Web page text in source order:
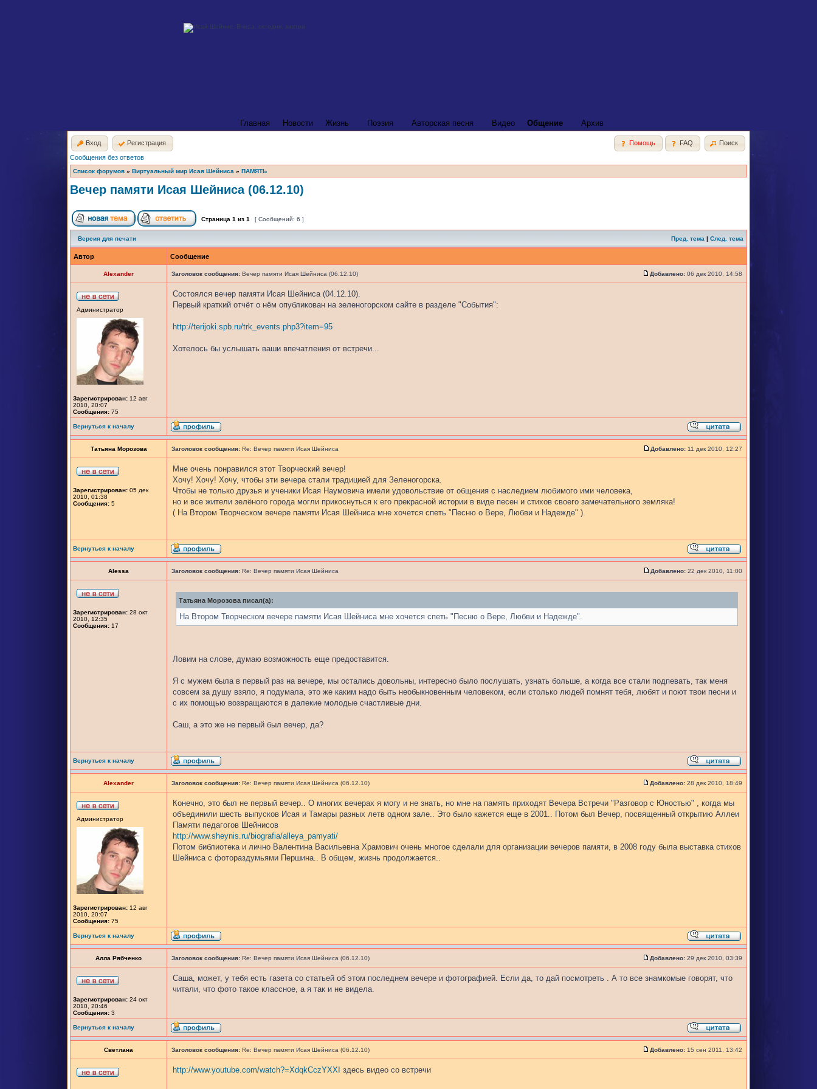
Главная Новости Жизнь Поэзия Авторская песня Видео Общение Архив
Вход Регистрация Помощь FAQ
Поиск
Сообщения без ответов
Список форумов » Виртуальный мир Исая Шейниса » ПАМЯТЬ
Вечер памяти Исая Шейниса (06.12.10)
Страница 1 из 1 [ Сообщений: 6 ]
Версия для печати Пред. тема | След. тема
Автор Сообщение
Alexander Заголовок сообщения: Вечер памяти Исая Шейниса (06.12.10) Добавлено: 06 дек 2010, 14:58
Администратор
Зарегистрирован: 12 авг
2010, 20:07
Сообщения: 75
Состоялся вечер памяти Исая Шейниса (04.12.10).
Первый краткий отчёт о нём опубликован на зеленогорском сайте в разделе "События":
http://terijoki.spb.ru/trk_events.php3?item=95
Хотелось бы услышать ваши впечатления от встречи...
Вернуться к началу
Татьяна Морозова Заголовок сообщения: Re: Вечер памяти Исая Шейниса Добавлено: 11 дек 2010, 12:27
Зарегистрирован: 05 дек
2010, 01:38
Сообщения: 5
Мне очень понравился этот Творческий вечер!
Хочу! Хочу! Хочу, чтобы эти вечера стали традицией для Зеленогорска.
Чтобы не только друзья и ученики Исая Наумовича имели удовольствие от общения с наследием любимого ими человека,
но и все жители зелёного города могли прикоснуться к его прекрасной истории в виде песен и стихов своего замечательного земляка!
( На Втором Творческом вечере памяти Исая Шейниса мне хочется спеть "Песню о Вере, Любви и Надежде" ).
Вернуться к началу
Alessa Заголовок сообщения: Re: Вечер памяти Исая Шейниса Добавлено: 22 дек 2010, 11:00
Зарегистрирован: 28 окт
2010, 12:35
Сообщения: 17
Татьяна Морозова писал(а):
На Втором Творческом вечере памяти Исая Шейниса мне хочется спеть "Песню о Вере, Любви и Надежде".
Ловим на слове, думаю возможность еще предоставится.
Я с мужем была в первый раз на вечере, мы остались довольны, интересно было послушать, узнать больше, а когда все стали подпевать, так меня
совсем за душу взяло, я подумала, это же каким надо быть необыкновенным человеком, если столько людей помнят тебя, любят и поют твои песни и
с их помощью возвращаются в далекие молодые счастливые дни.
Саш, а это же не первый был вечер, да?
Вернуться к началу
Alexander Заголовок сообщения: Re: Вечер памяти Исая Шейниса (06.12.10) Добавлено: 28 дек 2010, 18:49
Администратор
Зарегистрирован: 12 авг
2010, 20:07
Сообщения: 75
Конечно, это был не первый вечер.. О многих вечерах я могу и не знать, но мне на память приходят Вечера Встречи "Разговор с Юностью" , когда мы
объединили шесть выпусков Исая и Тамары разных летв одном зале.. Это было кажется еще в 2001.. Потом был Вечер, посвященный открытию Аллеи
Памяти педагогов Шейнисов
http://www.sheynis.ru/biografia/alleya_pamyati/
Потом библиотека и лично Валентина Васильевна Храмович очень многое сделали для организации вечеров памяти, в 2008 году была выставка стихов
Шейниса с фотораздумьями Першина.. В общем, жизнь продолжается..
Вернуться к началу
Алла Рябченко Заголовок сообщения: Re: Вечер памяти Исая Шейниса (06.12.10) Добавлено: 29 дек 2010, 03:39
Зарегистрирован: 24 окт
2010, 20:46
Сообщения: 3
Саша, может, у тебя есть газета со статьей об этом последнем вечере и фотографией. Если да, то дай посмотреть . А то все знамкомые говорят, что
читали, что фото такое классное, а я так и не видела.
Вернуться к началу
Светлана Заголовок сообщения: Re: Вечер памяти Исая Шейниса (06.12.10) Добавлено: 15 сен 2011, 13:42
http://www.youtube.com/watch?=XdqkCczYXXI здесь видео со встречи